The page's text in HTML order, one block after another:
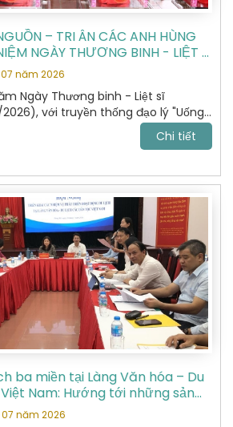
– TRI ÂN CÁC ANH HÙNG
NGÀY THƯƠNG BINH - LIỆT SĨ
năm 2026
Ngày Thương binh - Liệt sĩ
với truyền thống đạo lý "Uống
ơn đáp nghĩa", Hiệp hội Du lịch Hà
trình dâng hương, tưởng niệm các
nơi yên nghỉ của gần 2.000 Anh
Bắc của Tổ quốc giai đoạn 1979 -
Chi tiết
ba miền tại Làng Văn hóa – Du
Nam: Hướng tới những sản
đặc sắc
năm 2026